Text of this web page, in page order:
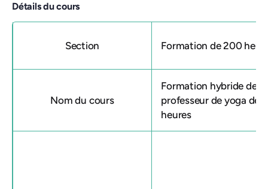
Détails du cours
Section Formation de 200
Nom du cours
Formation hybride de
professeur de yoga de
heures